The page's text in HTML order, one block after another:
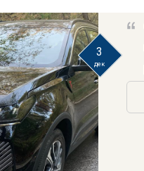
3
дек